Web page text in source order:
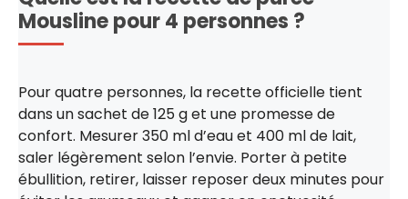
Mousline pour 4 personnes ?
Pour quatre personnes, la recette officielle tient
dans un sachet de 125 g et une promesse de
confort. Mesurer 350 ml d’eau et 400 ml de lait,
saler légèrement selon l’envie. Porter à petite
ébullition, retirer, laisser reposer deux minutes pour